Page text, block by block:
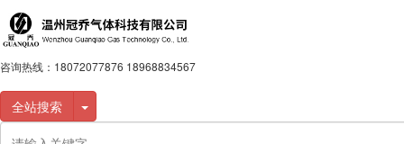
咨询热线： 18072077876 18968834567
全站搜索